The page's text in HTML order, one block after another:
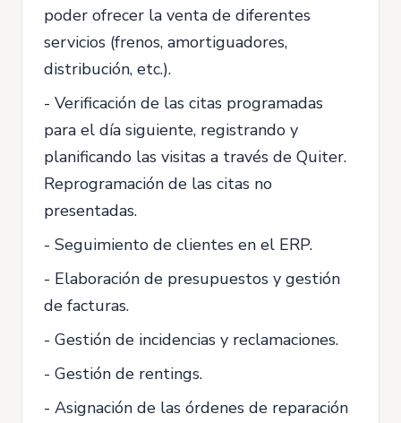
poder ofrecer la venta de diferentes
servicios (frenos, amortiguadores,
distribución, etc.).
- Verificación de las citas programadas
para el día siguiente, registrando y
planificando las visitas a través de Quiter.
Reprogramación de las citas no
presentadas.
- Seguimiento de clientes en el ERP.
- Elaboración de presupuestos y gestión
de facturas.
- Gestión de incidencias y reclamaciones.
- Gestión de rentings.
- Asignación de las órdenes de reparación